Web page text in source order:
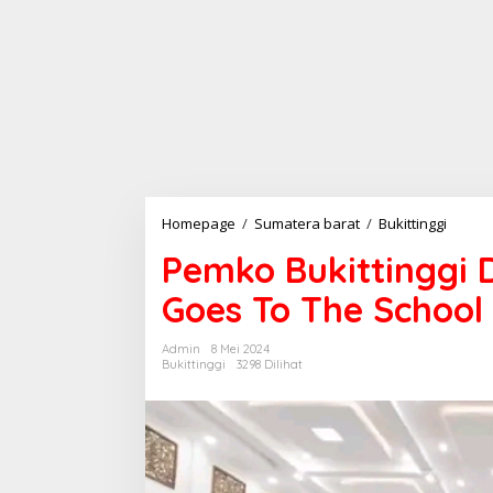
Homepage / Sumatera barat / Bukittinggi
m
k
o
B
t
t
i
Pemko Bukittinggi
Goes To The School
Admin
8 Mei 2024
Bukittinggi
3298 Dilihat